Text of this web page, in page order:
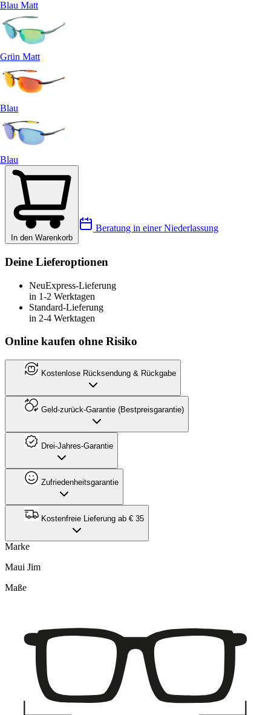
Blau Matt
Grün Matt
Blau
Blau
In den Warenkorb
Beratung in einer Niederlassung
Deine Lieferoptionen
NeuExpress-Lieferung
in 1-2 Werktagen
Standard-Lieferung
in 2-4 Werktagen
Online kaufen ohne Risiko
Kostenlose Rücksendung & Rückgabe
Geld-zurück-Garantie (Bestpreisgarantie)
Drei-Jahres-Garantie
Zufriedenheitsgarantie
Kostenfreie Lieferung ab € 35
Marke
Maui Jim
Maße